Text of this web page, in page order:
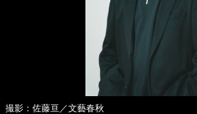
撮影：佐藤亘／文藝春秋